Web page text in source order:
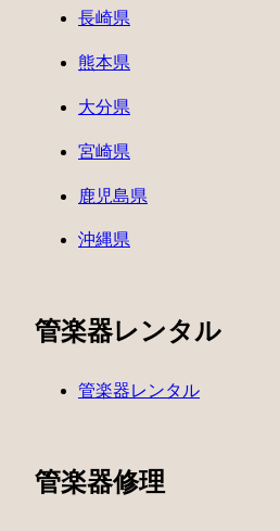
長崎県
熊本県
大分県
宮崎県
鹿児島県
沖縄県
管楽器レンタル
管楽器レンタル
管楽器修理